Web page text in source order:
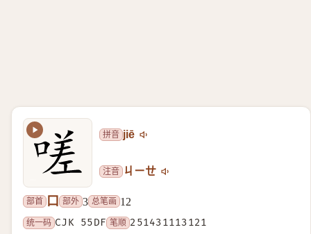
拼音 jiē
注音 ㄐㄧㄝ
部首 口 部外 3 总笔画 12
统一码 CJK 55DF 笔顺 251431113121